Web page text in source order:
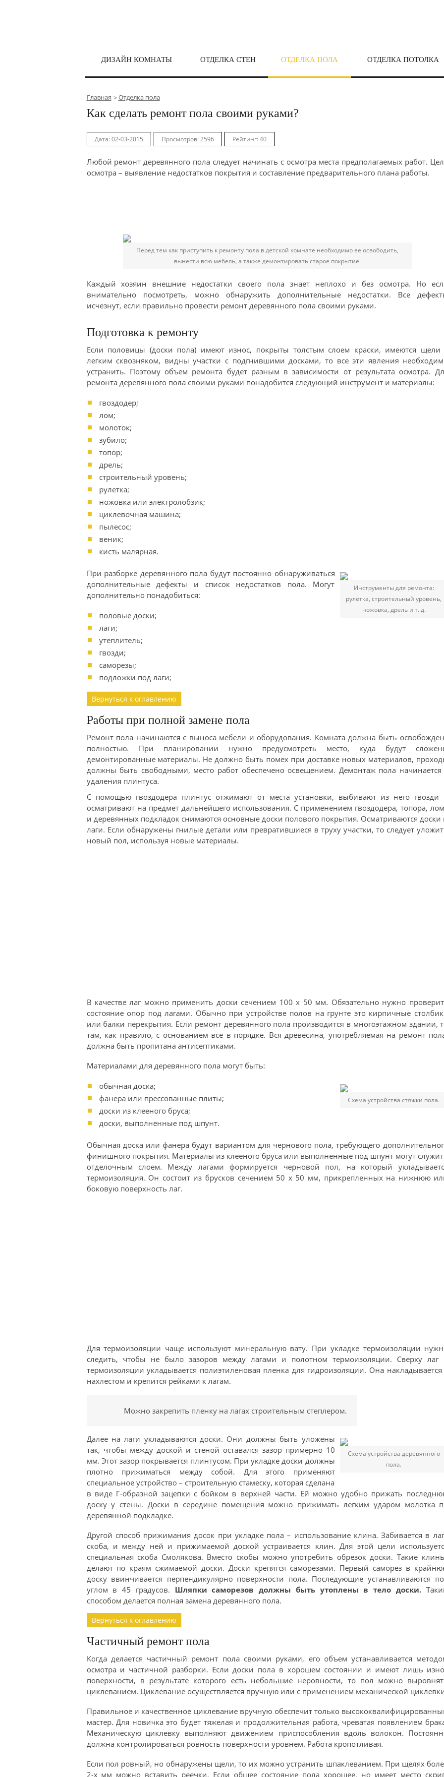
ДИЗАЙН КОМНАТЫ ОТДЕЛКА СТЕН ОТДЕЛКА ПОЛА ОТДЕЛКА ПОТОЛКА
Главная Отделка пола
Как сделать ремонт пола своими руками?
Дата: 02-03-2015 Просмотров: 2596 Рейтинг: 40
Любой ремонт деревянного пола следует начинать с осмотра места предполагаемых работ.
осмотра – выявление недостатков покрытия и составление предварительного плана работы.
Перед тем как приступить к ремонту пола в детской комнате необходимо ее освободить,
вынести всю мебель, а также демонтировать старое покрытие.
Каждый хозяин внешние недостатки своего пола знает неплохо и без осмотра. Но
внимательно посмотреть, можно обнаружить дополнительные недостатки. Все
исчезнут, если правильно провести ремонт деревянного пола своими руками.
Подготовка к ремонту
Если половицы (доски пола) имеют износ, покрыты толстым слоем краски, имеются щели
легким сквозняком, видны участки с подгнившими досками, то все эти явления
устранить. Поэтому объем ремонта будет разным в зависимости от результата осмотра.
ремонта деревянного пола своими руками понадобится следующий инструмент и материалы:
гвоздодер;
лом;
молоток;
зубило;
топор;
дрель;
строительный уровень;
рулетка;
ножовка или электролобзик;
циклевочная машина;
пылесос;
веник;
кисть малярная.
Инструменты для ремонта:
рулетка, строительный уровень,
ножовка, дрель и т. д.
При разборке деревянного пола будут постоянно обнаруживаться
дополнительные дефекты и список недостатков пола. Могут
дополнительно понадобиться:
половые доски;
лаги;
утеплитель;
гвозди;
саморезы;
подложки под лаги;
Вернуться к оглавлению
Работы при полной замене пола
Ремонт пола начинаются с выноса мебели и оборудования. Комната должна быть
полностью. При планировании нужно предусмотреть место, куда будут
демонтированные материалы. Не должно быть помех при доставке новых материалов,
должны быть свободными, место работ обеспечено освещением. Демонтаж пола начинается
удаления плинтуса.
С помощью гвоздодера плинтус отжимают от места установки, выбивают из него гвозди
осматривают на предмет дальнейшего использования. С применением гвоздодера, топора,
и деревянных подкладок снимаются основные доски полового покрытия. Осматриваются доски
лаги. Если обнаружены гнилые детали или превратившиеся в труху участки, то следует
новый пол, используя новые материалы.
В качестве лаг можно применить доски сечением 100 х 50 мм. Обязательно нужно
состояние опор под лагами. Обычно при устройстве полов на грунте это кирпичные
или балки перекрытия. Если ремонт деревянного пола производится в многоэтажном здании,
там, как правило, с основанием все в порядке. Вся древесина, употребляемая на ремонт
должна быть пропитана антисептиками.
Материалами для деревянного пола могут быть:
Схема устройства стяжки пола.
обычная доска;
фанера или прессованные плиты;
доски из клееного бруса;
доски, выполненные под шпунт.
Обычная доска или фанера будут вариантом для чернового пола, требующего
финишного покрытия. Материалы из клееного бруса или выполненные под шпунт могут
отделочным слоем. Между лагами формируется черновой пол, на который
термоизоляция. Он состоит из брусков сечением 50 х 50 мм, прикрепленных на нижнюю
боковую поверхность лаг.
Для термоизоляции чаще используют минеральную вату. При укладке термоизоляции
следить, чтобы не было зазоров между лагами и полотном термоизоляции. Сверху лаг
термоизоляции укладывается полиэтиленовая пленка для гидроизоляции. Она накладывается
нахлестом и крепится рейками к лагам.
Можно закрепить пленку на лагах строительным степлером.
Схема устройства деревянного
пола.
Далее на лаги укладываются доски. Они должны быть уложены
так, чтобы между доской и стеной оставался зазор примерно 10
мм. Этот зазор покрывается плинтусом. При укладке доски должны
плотно прижиматься между собой. Для этого применяют
специальное устройство – строительную стамеску, которая сделана
в виде Г-образной зацепки с бойком в верхней части. Ей можно удобно прижать
доску у стены. Доски в середине помещения можно прижимать легким ударом молотка
деревянной подкладке.
Другой способ прижимания досок при укладке пола – использование клина. Забивается в
скоба, и между ней и прижимаемой доской устраивается клин. Для этой цели
специальная скоба Смолякова. Вместо скобы можно употребить обрезок доски. Такие
делают по краям сжимаемой доски. Доски крепятся саморезами. Первый саморез в
доску ввинчивается перпендикулярно поверхности пола. Последующие устанавливаются
углом в 45 градусов. Шляпки саморезов должны быть утоплены в тело доски.
способом делается полная замена деревянного пола.
Вернуться к оглавлению
Частичный ремонт пола
Когда делается частичный ремонт пола своими руками, его объем устанавливается
осмотра и частичной разборки. Если доски пола в хорошем состоянии и имеют лишь
поверхности, в результате которого есть небольшие неровности, то пол можно
циклеванием. Циклевание осуществляется вручную или с применением механической
Правильное и качественное циклевание вручную обеспечит только
мастер. Для новичка это будет тяжелая и продолжительная работа, чреватая появлением
Механическую циклевку выполняют движением приспособления вдоль волокон.
должна контролироваться ровность поверхности уровнем. Работа кропотливая.
Если пол ровный, но обнаружены щели, то их можно устранить шпаклеванием. При щелях
2-х мм можно вставить реечки. Если общее состояние пола хорошее, но имеет место